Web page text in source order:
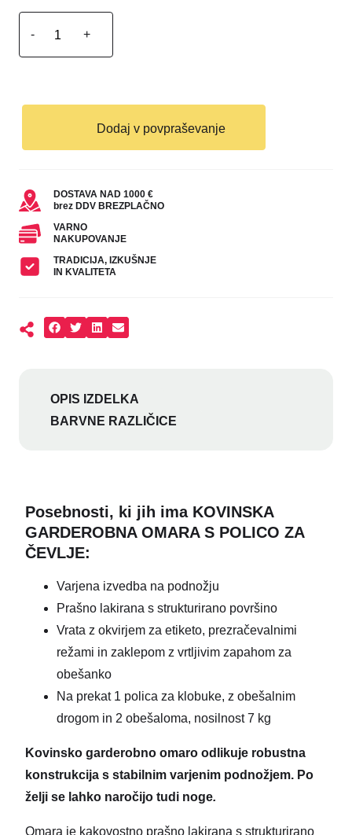
- +
Dodaj v povpraševanje
DOSTAVA NAD 1000 €
brez DDV BREZPLAČNO
VARNO
NAKUPOVANJE
TRADICIJA, IZKUŠNJE
IN KVALITETA
OPIS IZDELKA
BARVNE RAZLIČICE
Posebnosti, ki jih ima KOVINSKA
GARDEROBNA OMARA S POLICO ZA
ČEVLJE:
Varjena izvedba na podnožju
Prašno lakirana s strukturirano površino
Vrata z okvirjem za etiketo, prezračevalnimi
režami in zaklepom z vrtljivim zapahom za
obešanko
Na prekat 1 polica za klobuke, z obešalnim
drogom in 2 obešaloma, nosilnost 7 kg
Kovinsko garderobno omaro odlikuje robustna
konstrukcija s stabilnim varjenim podnožjem. Po
želji se lahko naročijo tudi noge.
Omara je kakovostno prašno lakirana s strukturirano